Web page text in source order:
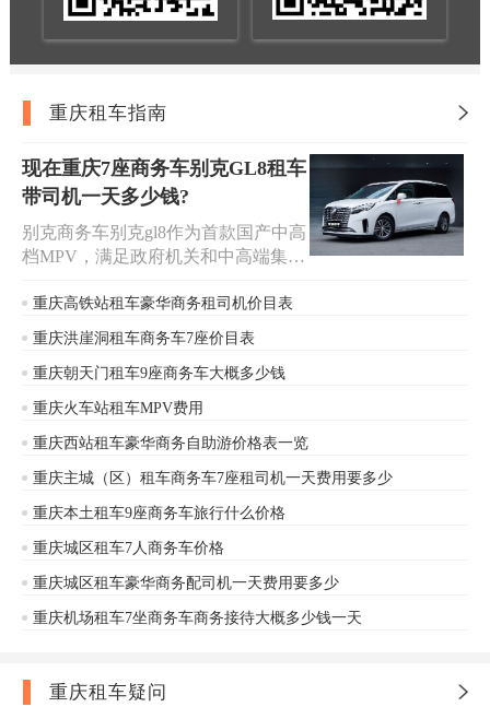
重庆租车指南
现在重庆7座商务车别克GL8租车
带司机一天多少钱?
别克商务车别克gl8作为首款国产中高
档MPV，满足政府机关和中高端集团
求。国内的商务接待基本都是由在这
款的GL8完成，家庭出游也是首选!现
一天多少钱?重庆安润租车提供别克
GL8带司机、日租、短租、长租，别
2854 1520。
重庆高铁站租车豪华商务租司机价目表
重庆洪崖洞租车商务车7座价目表
重庆朝天门租车9座商务车大概多少钱
重庆火车站租车MPV费用
重庆西站租车豪华商务自助游价格表一览
重庆主城（区）租车商务车7座租司机一天费用要多少
重庆本土租车9座商务车旅行什么价格
重庆城区租车7人商务车价格
重庆城区租车豪华商务配司机一天费用要多少
重庆机场租车7坐商务车商务接待大概多少钱一天
重庆租车疑问